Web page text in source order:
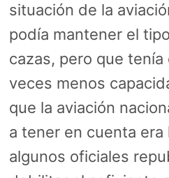
situación de la
podía mantener el
cazas, pero que
veces menos
que la aviación
a tener en cuenta
algunos oficiales